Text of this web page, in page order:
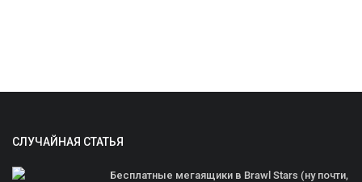
СЛУЧАЙНАЯ СТАТЬЯ
Бесплатные мегаящики в Brawl Stars (ну почти,